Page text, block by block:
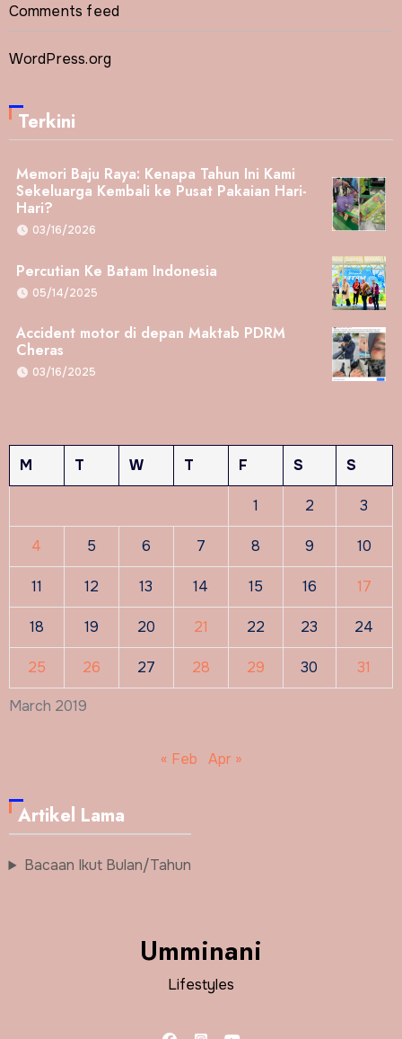
Comments feed
WordPress.org
Terkini
Memori Baju Raya: Kenapa Tahun Ini Kami
Sekeluarga Kembali ke Pusat Pakaian Hari-
Hari?
03/16/2026
Percutian Ke Batam Indonesia
05/14/2025
Accident motor di depan Maktab PDRM
Cheras
03/16/2025
March 2019
M T W T F S S
1 2 3
4 5 6 7 8 9 10
11 12 13 14 15 16 17
18 19 20 21 22 23 24
25 26 27 28 29 30 31
« Feb Apr »
Artikel Lama
Bacaan Ikut Bulan/Tahun
Umminani
Lifestyles